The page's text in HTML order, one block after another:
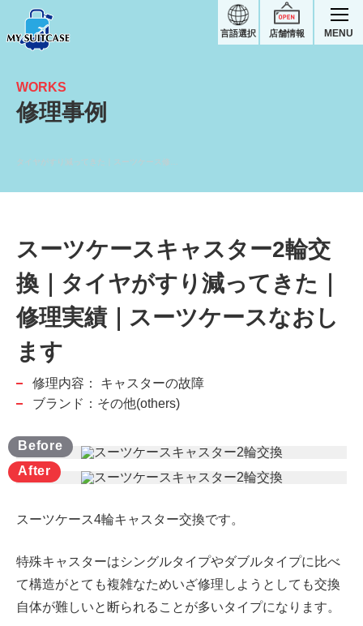
店舗情報
言語選択 MENU
WORKS
修理事例
スーツケースキャスター2輪交
換｜タイヤがすり減ってきた｜
修理実績｜スーツケースなおし
ます
修理内容：
キャスターの故障
ブランド：その他(others)
スーツケース4輪キャスター交換です。
特殊キャスターはシングルタイプやダブルタイプに比べ
て構造がとても複雑なためいざ修理しようとしても交換
自体が難しいと断られることが多いタイプになります。